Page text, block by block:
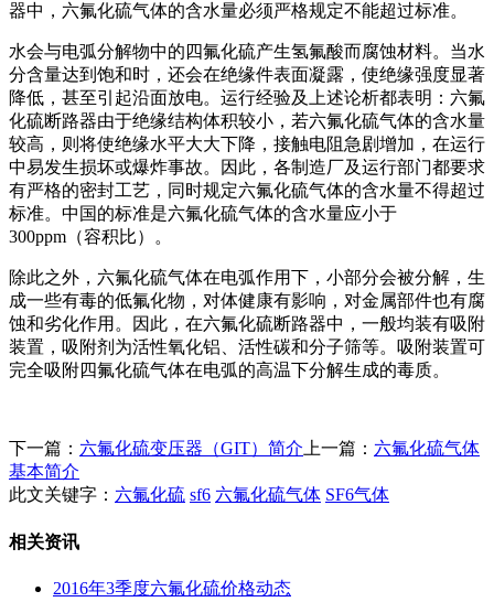
器中，六氟化硫气体的含水量必须严格规定不能超过标准。
水会与电弧分解物中的四氟化硫产生氢氟酸而腐蚀材料。当水
分含量达到饱和时，还会在绝缘件表面凝露，使绝缘强度显著
降低，甚至引起沿面放电。运行经验及上述论析都表明：六氟
化硫断路器由于绝缘结构体积较小，若六氟化硫气体的含水量
较高，则将使绝缘水平大大下降，接触电阻急剧增加，在运行
中易发生损坏或爆炸事故。因此，各制造厂及运行部门都要求
有严格的密封工艺，同时规定六氟化硫气体的含水量不得超过
标准。中国的标准是六氟化硫气体的含水量应小于
300ppm（容积比）。
除此之外，六氟化硫气体在电弧作用下，小部分会被分解，生
成一些有毒的低氟化物，对体健康有影响，对金属部件也有腐
蚀和劣化作用。因此，在六氟化硫断路器中，一般均装有吸附
装置，吸附剂为活性氧化铝、活性碳和分子筛等。吸附装置可
完全吸附四氟化硫气体在电弧的高温下分解生成的毒质。
下一篇： 六氟化硫变压器（GIT）简介 上一篇： 六氟化硫气体
基本简介
此文关键字： 六氟化硫 sf6 六氟化硫气体 SF6气体
相关资讯
2016年3季度六氟化硫价格动态